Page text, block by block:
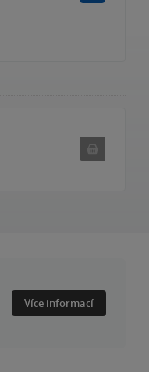
Nedostupné
Více informací